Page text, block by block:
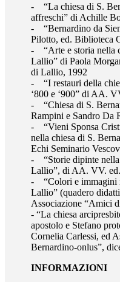
- “La chiesa di S.
affreschi” di Achille
- “Bernardino da
Pilotto, ed. Biblioteca
- “Arte e storia nella
Lallio” di Paola
di Lallio, 1992
- “I restauri della
‘800 e ‘900” di AA.
- “Chiesa di S.
Rampini e Sandro Da
- “Vieni Sponsa
nella chiesa di S.
Echi Seminario
- “Storie dipinte nella
Lallio”, di AA. VV.
- “Colori e immagini
Lallio” (quadero
Associazione “Amici
- “La chiesa
apostolo e Stefano
Cornelia Carlessi, ed
Bernardino-onlus”,
INFORMAZIONI